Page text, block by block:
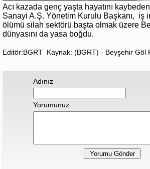
Acı kazada genç yaşta hayatını
Sanayi A.Ş. Yönetim Kurulu Başkanı, iş
ölümü silah sektörü başta olmak üzere
dünyasını da yasa boğdu.
Editör:BGRT Kaynak: (BGRT) - Beyşehir Göl
Adınız
Yorumunuz